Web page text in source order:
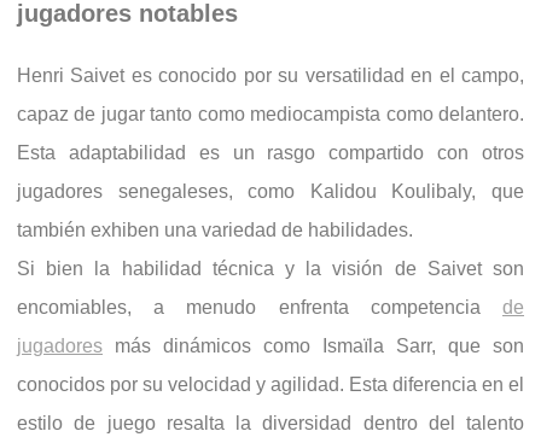
jugadores notables
Henri Saivet es conocido por su versatilidad en el campo,
capaz de jugar tanto como mediocampista como delantero.
Esta adaptabilidad es un rasgo compartido con otros
jugadores senegaleses, como Kalidou Koulibaly, que
también exhiben una variedad de habilidades.
Si bien la habilidad técnica y la visión de Saivet son
encomiables, a menudo enfrenta competencia de
jugadores más dinámicos como Ismaïla Sarr, que son
conocidos por su velocidad y agilidad. Esta diferencia en el
estilo de juego resalta la diversidad dentro del talento